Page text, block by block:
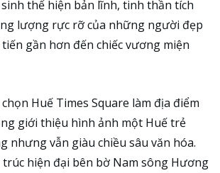
thể hiện bản lĩnh, tinh thần tích
lượng rực rỡ của những người đẹp
gần hơn đến chiếc vương miện
Huế Times Square làm địa điểm
giới thiệu hình ảnh một Huế trẻ
nhưng vẫn giàu chiều sâu văn hóa.
hiện đại bên bờ Nam sông Hương